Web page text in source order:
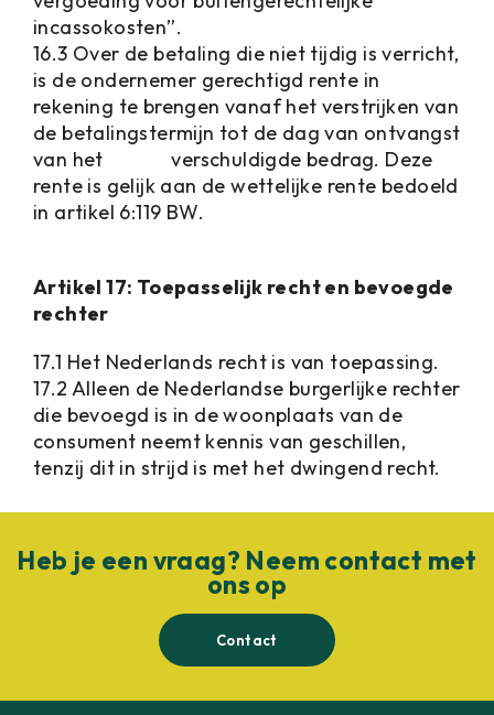
incassokosten”.
16.3 Over de betaling die niet tijdig is verricht,
is de ondernemer gerechtigd rente in
rekening te brengen vanaf het verstrijken van
de betalingstermijn tot de dag van ontvangst
van het verschuldigde bedrag. Deze
rente is gelijk aan de wettelijke rente bedoeld
in artikel 6:119 BW.
Artikel 17: Toepasselijk recht en bevoegde
rechter
17.1 Het Nederlands recht is van toepassing.
17.2 Alleen de Nederlandse burgerlijke rechter
die bevoegd is in de woonplaats van de
consument neemt kennis van geschillen,
tenzij dit in strijd is met het dwingend recht.
Heb je een vraag? Neem contact met
ons op
Contact